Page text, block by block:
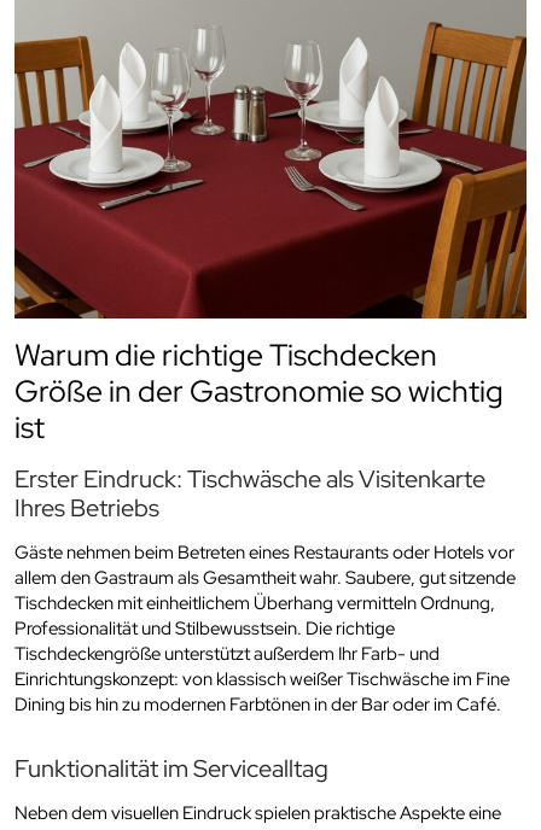
Warum die richtige Tischdecken
Größe in der Gastronomie so wichtig
ist
Erster Eindruck: Tischwäsche als Visitenkarte
Ihres Betriebs
Gäste nehmen beim Betreten eines Restaurants oder Hotels vor
allem den Gastraum als Gesamtheit wahr. Saubere, gut sitzende
Tischdecken mit einheitlichem Überhang vermitteln Ordnung,
Professionalität und Stilbewusstsein. Die richtige
Tischdeckengröße unterstützt außerdem Ihr Farb- und
Einrichtungskonzept: von klassisch weißer Tischwäsche im Fine
Dining bis hin zu modernen Farbtönen in der Bar oder im Café.
Funktionalität im Servicealltag
Neben dem visuellen Eindruck spielen praktische Aspekte eine